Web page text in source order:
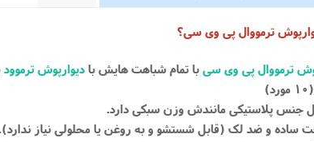
ترمووال پی وی سی؟
ترمووال پی وی سیبا تمام شباهت هایش بادیوارپوش ترموود